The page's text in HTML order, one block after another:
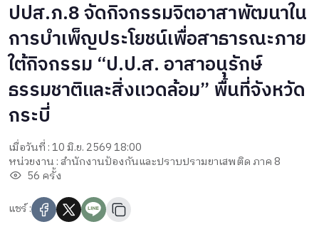
ปปส.ภ.8 จัดกิจกรรมจิตอาสาพัฒนาใน
การบำเพ็ญประโยชน์เพื่อสาธารณะภาย
ใต้กิจกรรม “ป.ป.ส. อาสาอนุรักษ์
ธรรมชาติและสิ่งแวดล้อม” พื้นที่จังหวัด
กระบี่
เมื่อวันที่ : 10 มิ.ย. 2569 18:00
หน่วยงาน : สำนักงานป้องกันและปราบปรามยาเสพติด ภาค 8
56 ครั้ง
แชร์ :